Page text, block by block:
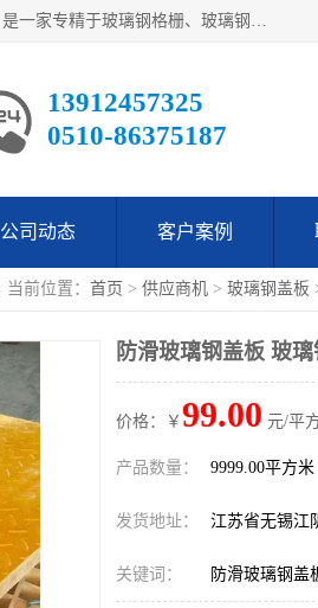
江阴市翔鼎复合材料有限公司,位于美丽富饶的中国经济百强县第一县级市的-江苏省江阴市，是一家专精于玻璃钢格栅、玻璃钢新材料,镀锌钢格板，机械设备生产制造及研发的科技型企业；公司产品已销往了世界多个国家和地区，公司人决心加倍努力愿与广大社会同仁精诚合作共创辉煌！
13912457325
0510-86375187
公司动态 客户案例
当前位置： 首页 > 供应商机 > 玻璃钢盖板
防滑玻璃钢盖板 玻
价格：￥ 99.00 元/平
产品数量： 9999.00平方米
发货地址： 江苏省无锡江
关键词： 防滑玻璃钢盖